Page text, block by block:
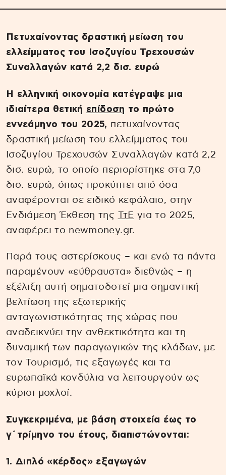
Πετυχαίνοντας δραστική μείωση του
ελλείμματος του Ισοζυγίου Τρεχουσών
Συναλλαγών κατά 2,2 δισ. ευρώ
Η ελληνική οικονομία κατέγραψε μια
ιδιαίτερα θετική επίδοση το πρώτο
εννεάμηνο του 2025, πετυχαίνοντας
δραστική μείωση του ελλείμματος του
Ισοζυγίου Τρεχουσών Συναλλαγών κατά 2,2
δισ. ευρώ, το οποίο περιορίστηκε στα 7,0
δισ. ευρώ, όπως προκύπτει από όσα
αναφέρονται σε ειδικό κεφάλαιο, στην
Ενδιάμεση Έκθεση της ΤτΕ για το 2025,
αναφέρει το newmoney.gr.
Παρά τους αστερίσκους – και ενώ τα πάντα
παραμένουν «εύθραυστα» διεθνώς – η
εξέλιξη αυτή σηματοδοτεί μια σημαντική
βελτίωση της εξωτερικής
ανταγωνιστικότητας της χώρας που
αναδεικνύει την ανθεκτικότητα και τη
δυναμική των παραγωγικών της κλάδων, με
τον Τουρισμό, τις εξαγωγές και τα
ευρωπαϊκά κονδύλια να λειτουργούν ως
κύριοι μοχλοί.
Συγκεκριμένα, με βάση στοιχεία έως το
γ΄τρίμηνο του έτους, διαπιστώνονται:
1. Διπλό «κέρδος» εξαγωγών